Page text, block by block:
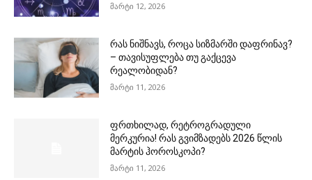
მარტი 12, 2026
რას ნიშნავს, როცა სიზმარში დაფრინავ?
– თავისუფლება თუ გაქცევა
რეალობიდან?
მარტი 11, 2026
ფრთხილად, რეტროგრადული
მერკურია! რას გვიმზადებს 2026 წლის
მარტის ჰოროსკოპი?
მარტი 11, 2026